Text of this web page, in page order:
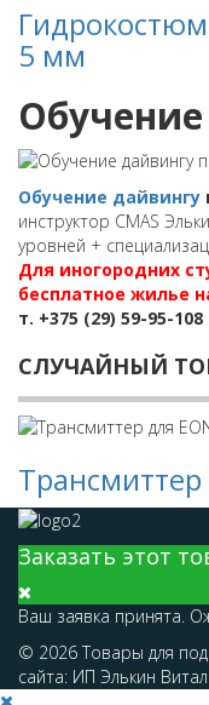
5 мм
Обучение
Обучение дайвингу
инструктор CMAS
уровней +
Для иногородних
бесплатное жилье
т. +375 (29) 59-95-108
СЛУЧАЙНЫЙ
Трансмиттер
Заказать этот
Ваш заявка принята.
© 2026 Товары для
сайта: ИП Элькин